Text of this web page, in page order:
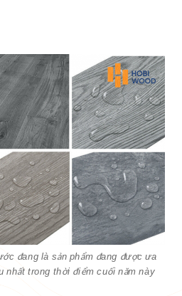
đang là sản phẩm đang được ưa
nhất trong thời điểm cuối năm này